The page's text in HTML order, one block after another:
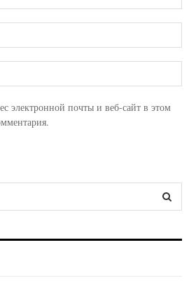
электронной почты и веб-сайт в этом